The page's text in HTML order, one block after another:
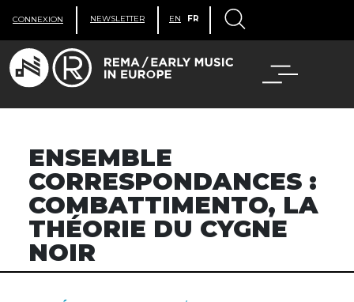
CONNEXION NEWSLETTER EN FR
ENSEMBLE
CORRESPONDANCES :
COMBATTIMENTO, LA
THÉORIE DU CYGNE
NOIR